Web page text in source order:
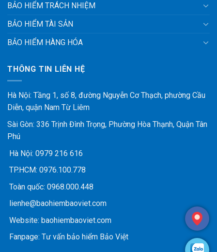
BẢO HIỂM TRÁCH NHIỆM
BẢO HIỂM TÀI SẢN
BẢO HIỂM HÀNG HÓA
THÔNG TIN LIÊN HỆ
Hà Nội: Tầng 1, số 8, đường Nguyễn Cơ Thạch, phường Cầu
Diễn, quận Nam Từ Liêm
Sài Gòn: 336 Trịnh Đình Trọng, Phường Hòa Thạnh, Quận Tân
Phú
Hà Nội: 0979 216 616
TP.HCM: 0976.100.778
Toàn quốc: 0968.000.448
lienhe@baohiembaoviet.com
Website: baohiembaoviet.com
Fanpage: Tư vấn bảo hiểm Bảo Việt